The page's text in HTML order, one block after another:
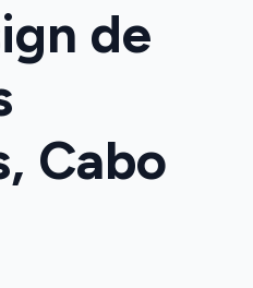
de
Cabo